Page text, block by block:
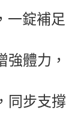
一錠補足
強體力，
同步支撐